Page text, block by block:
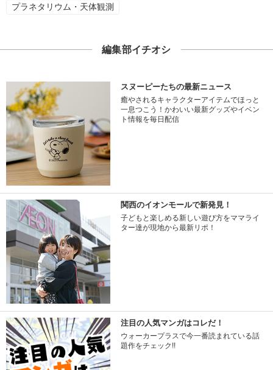
プラネタリウム・天体観測
編集部イチオシ
スヌーピーたちの最新ニュース
癒やされるキャラクターアイテムでほっと
一息つこう！かわいい最新グッズやイベン
ト情報を毎日配信
関西のイオンモールで新発見！
子どもと楽しめる新しい遊び方をママライ
ター達が現地から最新リポ！
注目の人気マンガはコレだ！
ウォーカープラスで今一番読まれている話
題作をチェック!!